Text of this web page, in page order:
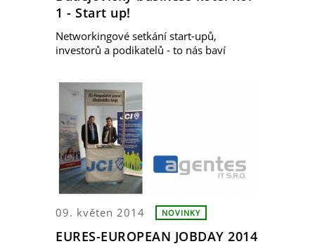
1 - Start up!
Networkingové setkání start-upů,
investorů a podikatelů - to nás baví
09. květen 2014 NOVINKY
EURES-EUROPEAN JOBDAY 2014